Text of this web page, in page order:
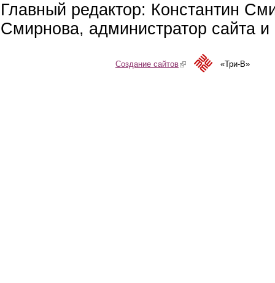
Главный редактор: Константин
Смирнова, администратор сайта
Создание сайтов(link is external)«Три-В»